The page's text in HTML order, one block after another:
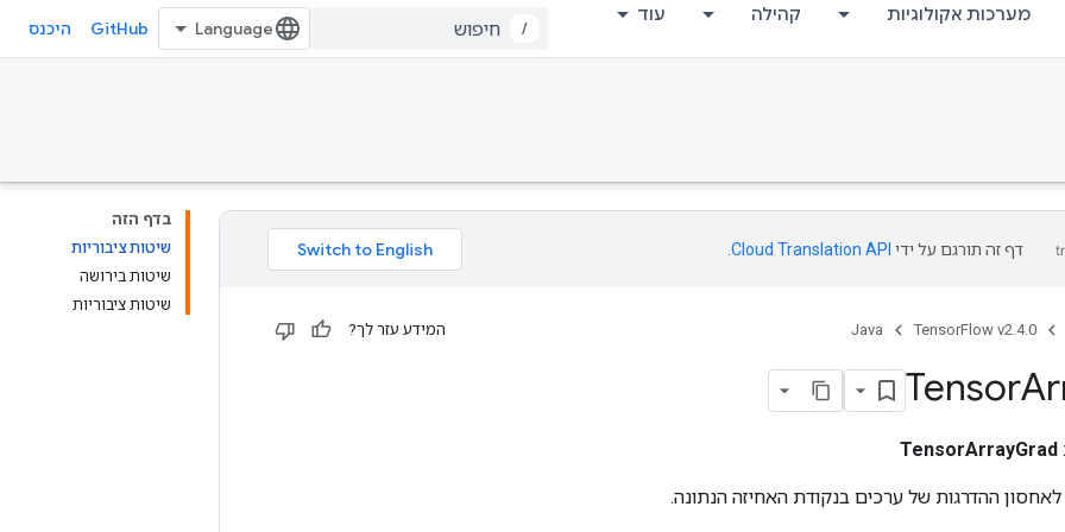
מערכות אקולוגיות קהילה עוד
/
GitHub היכנס
בדף הזה
שיטות ציבוריות
שיטות בירושה
שיטות ציבוריות
דף זה תורגם על ידי Cloud Translation API
TensorFlow v2.4.0
Java המידע עזר לך?
Tensor
TensorArrayGrad